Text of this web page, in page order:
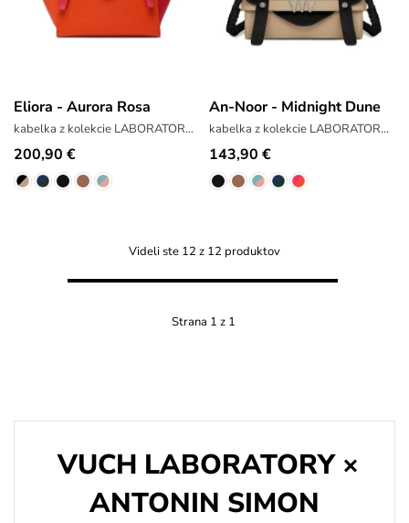
Eliora - Aurora Rosa
kabelka z kolekcie LABORATORY x ANTONIN SIMON
200,90 €
An-Noor - Midnight Dune
kabelka z kolekcie LABORATORY x ANTONIN SIMON
143,90 €
Videli ste 12 z 12 produktov
Strana 1 z 1
VUCH LABORATORY ×
ANTONIN SIMON